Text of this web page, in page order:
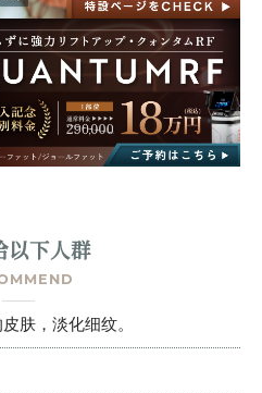
以下人群
肤，淡化细纹。